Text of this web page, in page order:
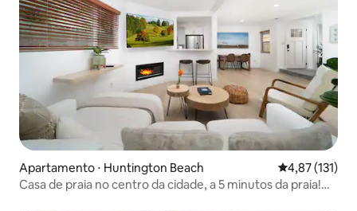
Apartamento ⋅ Huntington Beach 4,87 de uma
4,87 (131)
Casa de praia no centro da cidade, a 5 minutos da praia!